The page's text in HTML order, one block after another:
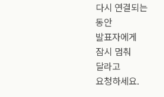
다시 연결되는
동안
발표자에게
잠시 멈춰
달라고
요청하세요.